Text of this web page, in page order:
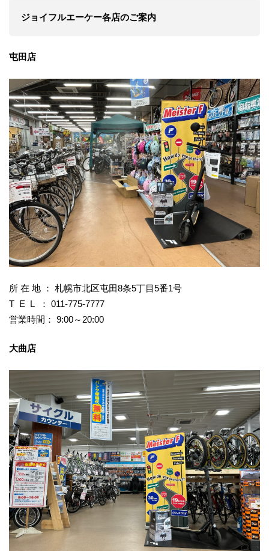
ジョイフルエーケー各店のご案内
屯田店
所 在 地 ： 札幌市北区屯田8条5丁目5番1号
T E L ： 011-775-7777
営業時間： 9:00～20:00
大曲店